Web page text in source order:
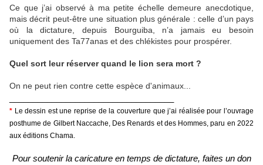
Ce que j’ai observé à ma petite échelle demeure anecdotique,
mais décrit peut-être une situation plus générale : celle d’un pays
où la dictature, depuis Bourguiba, n’a jamais eu besoin
uniquement des Ta77anas et des chlékistes pour prospérer.
Quel sort leur réserver quand le lion sera mort ?
On ne peut rien contre cette espèce d'animaux...
* Le dessin est une reprise de la couverture que j’ai réalisée pour l’ouvrage
posthume de Gilbert Naccache, Des Renards et des Hommes, paru en 2022
aux éditions Chama.
Pour soutenir la caricature en temps de dictature, faites un don